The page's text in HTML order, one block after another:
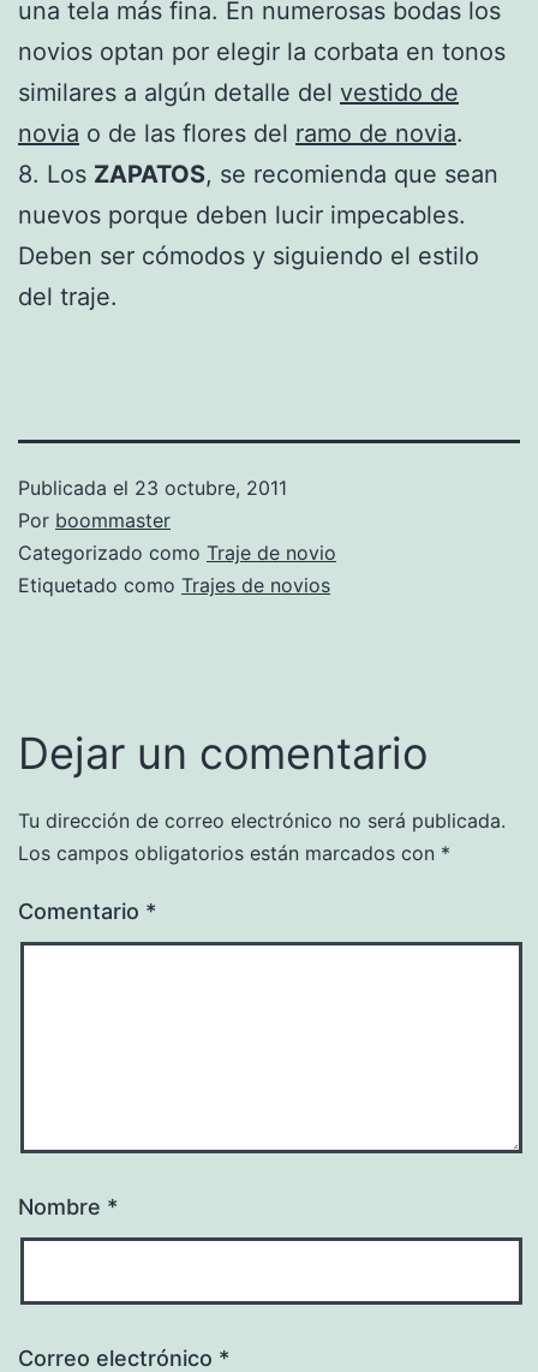
una tela más fina. En numerosas bodas los
novios optan por elegir la corbata en tonos
similares a algún detalle del vestido de
novia o de las flores del ramo de novia.
8. Los ZAPATOS, se recomienda que sean
nuevos porque deben lucir impecables.
Deben ser cómodos y siguiendo el estilo
del traje.
Publicada el 23 octubre, 2011
Por boommaster
Categorizado como Traje de novio
Etiquetado como Trajes de novios
Dejar un comentario
Tu dirección de correo electrónico no será publicada.
Los campos obligatorios están marcados con *
Comentario *
Nombre *
Correo electrónico *